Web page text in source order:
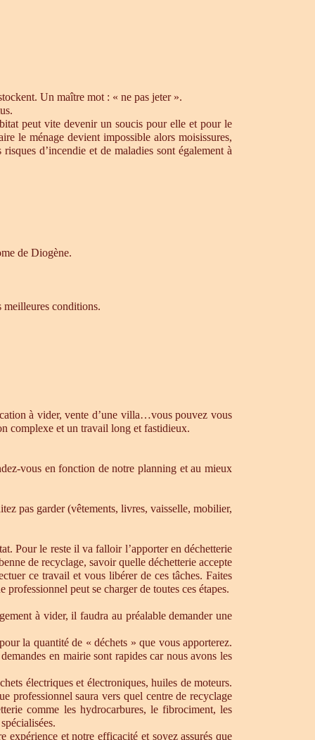
Un maître mot : « ne pas jeter ».
peut vite devenir un soucis pour elle et pour le
le ménage devient impossible alors moisissures,
d’incendie et de maladies sont également à
de Diogène.
meilleures conditions.
à vider, vente d’une villa…vous pouvez vous
complexe et un travail long et fastidieux.
vous en fonction de notre planning et au mieux
pas garder (vêtements, livres, vaisselle, mobilier,
Pour le reste il va falloir l’apporter en déchetterie
de recyclage, savoir quelle déchetterie accepte
ce travail et vous libérer de ces tâches. Faites
peut se charger de toutes ces étapes.
à vider, il faudra au préalable demander une
la quantité de « déchets » que vous apporterez.
en mairie sont rapides car nous avons les
électriques et électroniques, huiles de moteurs.
professionnel saura vers quel centre de recyclage
comme les hydrocarbures, le fibrociment, les
expérience et notre efficacité et soyez assurés que